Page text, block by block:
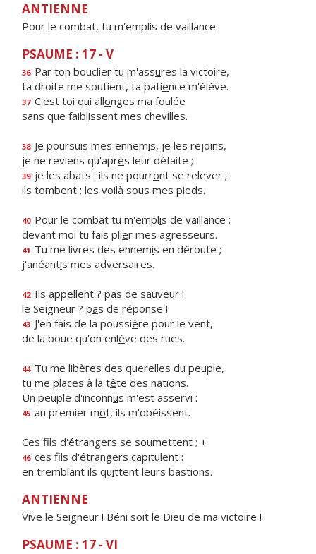
ANTIENNE
Pour le combat, tu m'emplis de vaillance.
PSAUME : 17 - V
36 Par ton bouclier tu m'assures la victoire,
ta droite me soutient, ta patience m'élève.
37 C'est toi qui allonges ma foulée
sans que faiblissent mes chevilles.
38 Je poursuis mes ennemis, je les rejoins,
je ne reviens qu'après leur défaite ;
39 je les abats : ils ne pourront se relever ;
ils tombent : les voilà sous mes pieds.
40 Pour le combat tu m'emplis de vaillance ;
devant moi tu fais plier mes agresseurs.
41 Tu me livres des ennemis en déroute ;
j'anéantis mes adversaires.
42 Ils appellent ? pas de sauveur !
le Seigneur ? pas de réponse !
43 J'en fais de la poussière pour le vent,
de la boue qu'on enlève des rues.
44 Tu me libères des querelles du peuple,
tu me places à la tête des nations.
Un peuple d'inconnus m'est asservi :
45 au premier mot, ils m'obéissent.
Ces fils d'étrangers se soumettent ; +
46 ces fils d'étrangers capitulent :
en tremblant ils quittent leurs bastions.
ANTIENNE
Vive le Seigneur ! Béni soit le Dieu de ma victoire !
PSAUME : 17 - VI